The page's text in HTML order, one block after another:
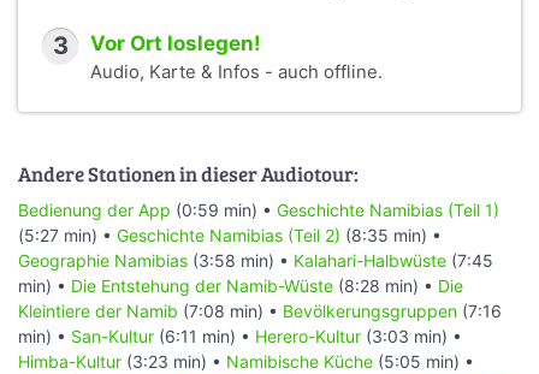
3 Vor Ort loslegen!
Audio, Karte & Infos - auch offline.
Andere Stationen in dieser Audiotour:
Bedienung der App (0:59 min) • Geschichte Namibias (Teil 1)
(5:27 min) • Geschichte Namibias (Teil 2) (8:35 min) •
Geographie Namibias (3:58 min) • Kalahari-Halbwüste (7:45
min) • Die Entstehung der Namib-Wüste (8:28 min) • Die
Kleintiere der Namib (7:08 min) • Bevölkerungsgruppen (7:16
min) • San-Kultur (6:11 min) • Herero-Kultur (3:03 min) •
Himba-Kultur (3:23 min) • Namibische Küche (5:05 min) •